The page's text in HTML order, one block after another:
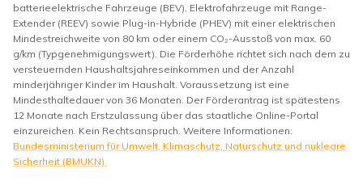
batterieelektrische Fahrzeuge (BEV), Elektrofahrzeuge mit Range-
Extender (REEV) sowie Plug-in-Hybride (PHEV) mit einer elektrischen
Mindestreichweite von 80 km oder einem CO₂-Ausstoß von max. 60
g/km (Typgenehmigungswert). Die Förderhöhe richtet sich nach dem zu
versteuernden Haushaltsjahreseinkommen und der Anzahl
minderjähriger Kinder im Haushalt. Voraussetzung ist eine
Mindesthaltedauer von 36 Monaten. Der Förderantrag ist spätestens
12 Monate nach Erstzulassung über das staatliche Online-Portal
einzureichen. Kein Rechtsanspruch. Weitere Informationen:
Bundesministerium für Umwelt, Klimaschutz, Naturschutz und nukleare
Sicherheit (BMUKN).